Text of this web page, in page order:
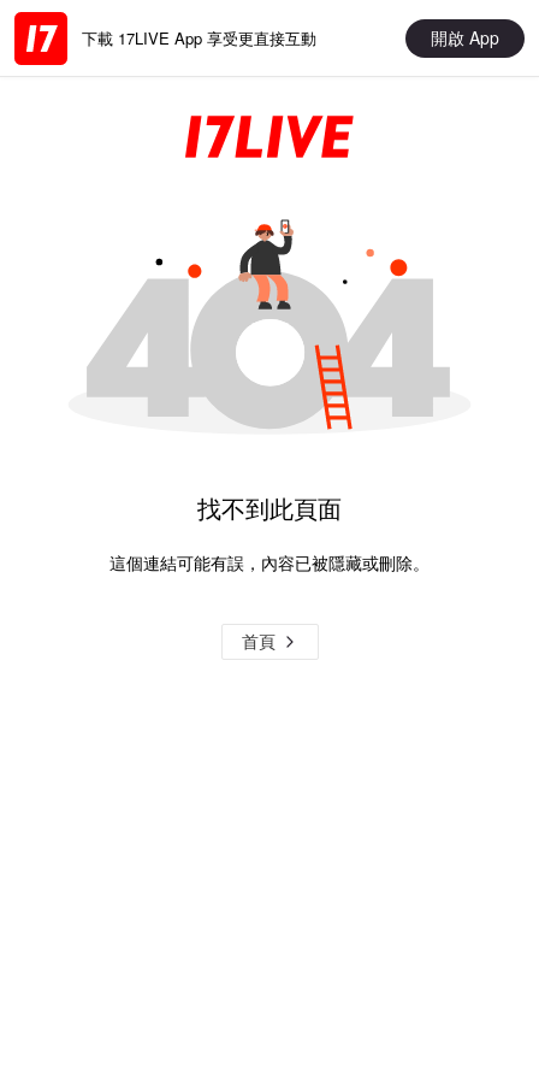
下載 17LIVE App 享受更直接互動 開啟 App
找不到此頁面
這個連結可能有誤，內容已被隱藏或刪除。
首頁